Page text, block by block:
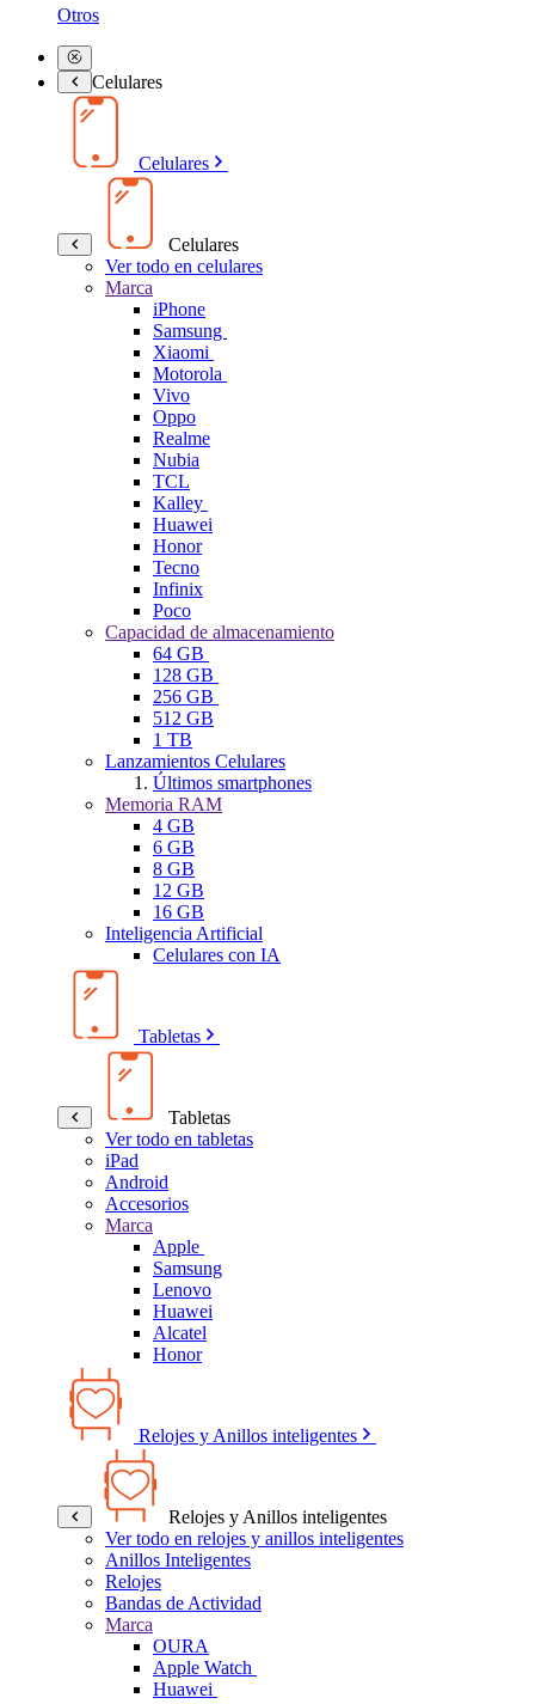
Otros
Celulares
Celulares
Celulares
Ver todo en celulares
Marca
iPhone
Samsung
Xiaomi
Motorola
Vivo
Oppo
Realme
Nubia
TCL
Kalley
Huawei
Honor
Tecno
Infinix
Poco
Capacidad de almacenamiento
64 GB
128 GB
256 GB
512 GB
1 TB
Lanzamientos Celulares
Últimos smartphones
Memoria RAM
4 GB
6 GB
8 GB
12 GB
16 GB
Inteligencia Artificial
Celulares con IA
Tabletas
Tabletas
Ver todo en tabletas
iPad
Android
Accesorios
Marca
Apple
Samsung
Lenovo
Huawei
Alcatel
Honor
Relojes y Anillos inteligentes
Relojes y Anillos inteligentes
Ver todo en relojes y anillos inteligentes
Anillos Inteligentes
Relojes
Bandas de Actividad
Marca
OURA
Apple Watch
Huawei